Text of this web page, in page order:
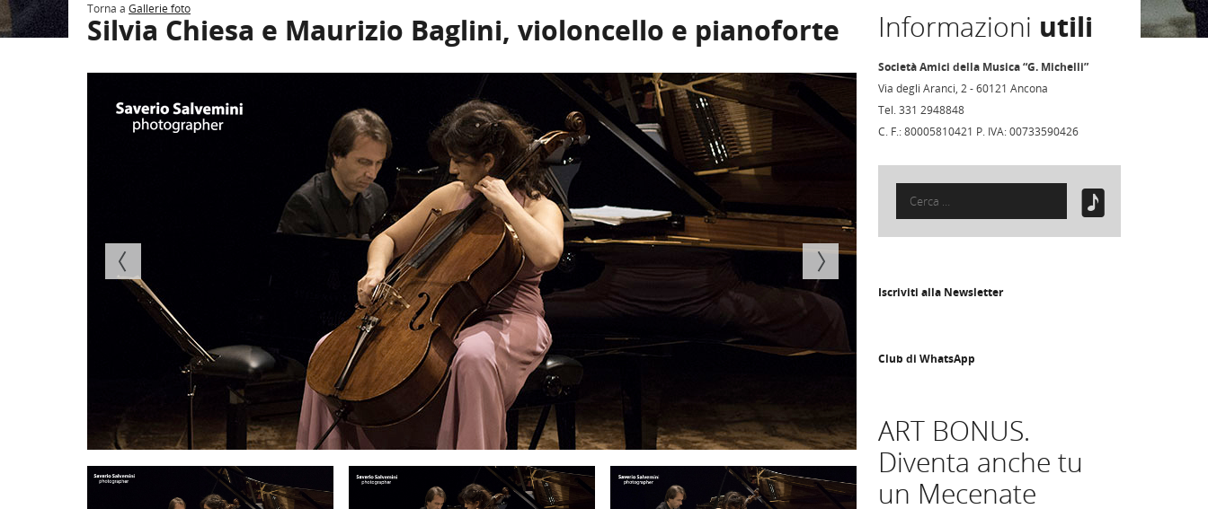
Torna a Gallerie foto
Silvia Chiesa e Maurizio Baglini, violoncello e pianoforte Informazioni utili
Società Amici della Musica “G. Michelli”
Via degli Aranci, 2 - 60121 Ancona
Tel. 331 2948848
C. F.: 80005810421 P. IVA: 00733590426
Ricerca
Iscriviti alla Newsletter
Club di WhatsApp
ART BONUS.
Diventa anche tu
un Mecenate